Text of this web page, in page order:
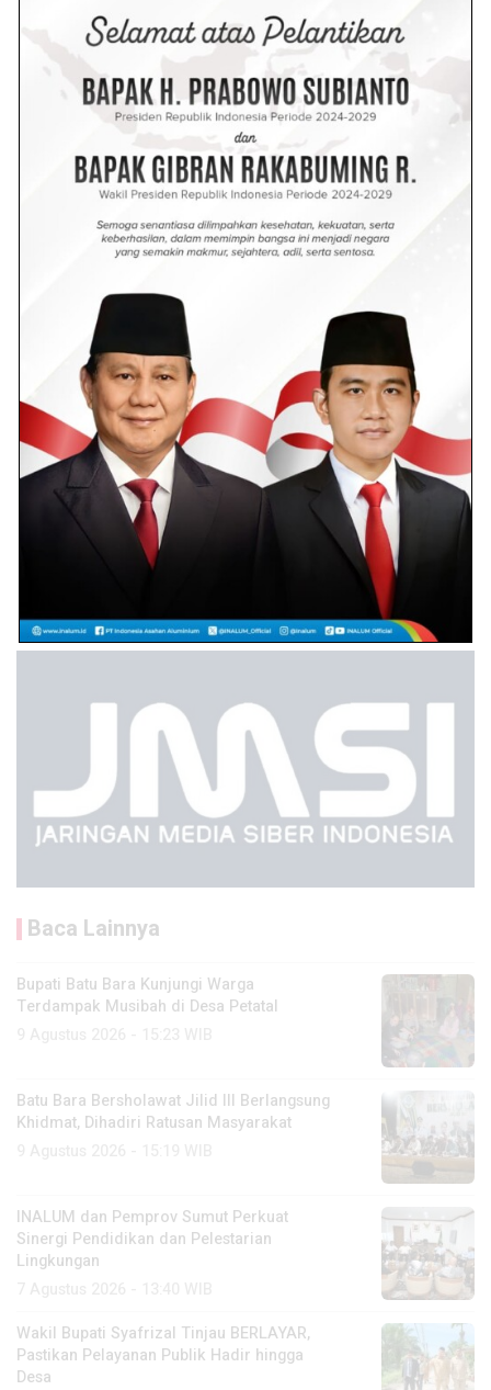
Baca Lainnya
Bupati Batu Bara Kunjungi Warga
Terdampak Musibah di Desa Petatal
Batu Bara Bersholawat Jilid III Berlangsung
Khidmat, Dihadiri Ratusan Masyarakat
INALUM dan Pemprov Sumut Perkuat
Sinergi Pendidikan dan Pelestarian
Lingkungan
Wakil Bupati Syafrizal Tinjau BERLAYAR,
Pastikan Pelayanan Publik Hadir hingga
Desa